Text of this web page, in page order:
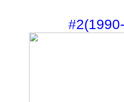
#2(1990-